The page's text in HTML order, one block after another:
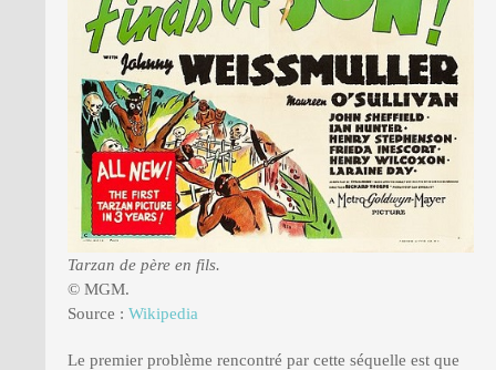
Tarzan de père en fils.
© MGM.
Source : Wikipedia
Le premier problème rencontré par cette séquelle est que